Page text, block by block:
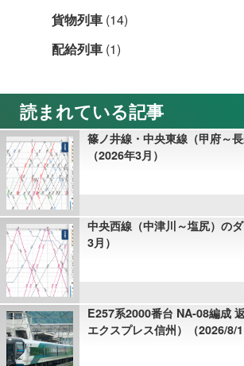
貨物列車 (14)
配給列車 (1)
読まれている記事
篠ノ井線・中央東線（甲府～
（2026年3月）
中央西線（中津川～塩尻）の
3月）
E257系2000番台 NA-08編成
エクスプレス信州）（2026/8/1